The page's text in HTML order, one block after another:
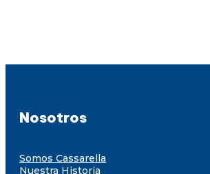
Nosotros
Somos Cassarella
Nuestra Historia